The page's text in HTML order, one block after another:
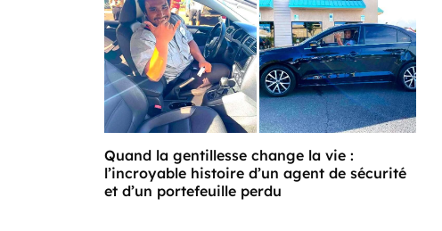
Quand la gentillesse change la vie :
l’incroyable histoire d’un agent de sécurité
et d’un portefeuille perdu